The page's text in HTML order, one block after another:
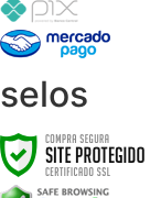
selos